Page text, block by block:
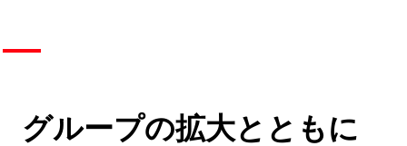
グループの拡大とともに